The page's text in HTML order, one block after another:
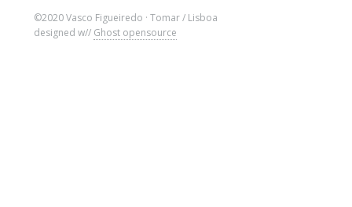
©2020 Vasco Figueiredo · Tomar / Lisboa
designed w// Ghost opensource